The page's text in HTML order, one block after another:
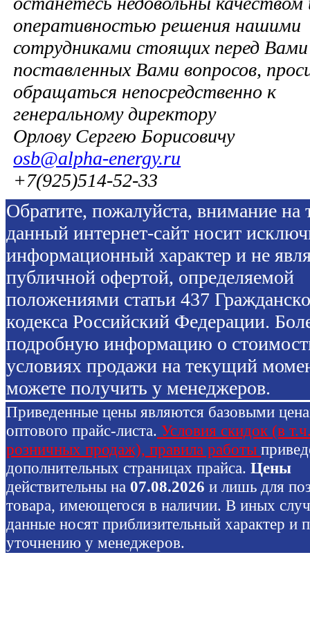
оперативностью решения нашими
сотрудниками стоящих перед Вами
поставленных Вами вопросов,
обращаться непосредственно к
генеральному директору
Орлову Сергею Борисовичу
osb@alpha-energy.ru
+7(925)514-52-33
Обратите, пожалуйста, внимание на
данный интернет-сайт носит
информационный характер и не
публичной офертой, определяемой
положениями статьи 437
кодекса Российский Федерации.
подробную информацию о
условиях продажи на текущий
можете получить у менеджеров.
Приведенные цены являются базовыми
оптового прайс-листа. Условия скидок (в
розничных продаж), правила работы
дополнительных страницах прайса. Цены
действительны на 07.08.2026 и лишь для
товара, имеющегося в наличии. В иных
данные носят приблизительный характер и
уточнению у менеджеров.